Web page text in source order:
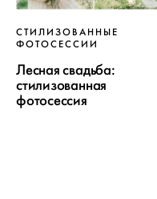
СТИЛИЗОВАННЫЕ
ФОТОСЕССИИ
Лесная свадьба:
стилизованная
фотосессия